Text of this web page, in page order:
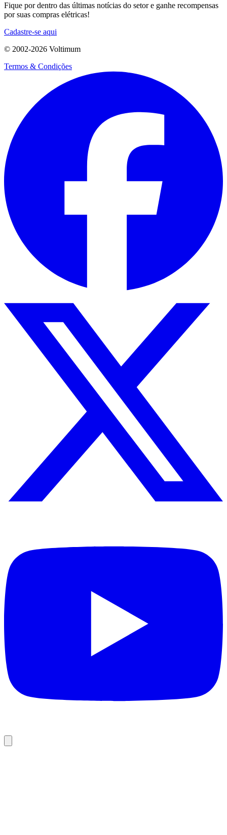
Fique por dentro das últimas notícias do setor e ganhe recompensas
por suas compras elétricas!
Cadastre-se aqui
© 2002-2026 Voltimum
Termos & Condições